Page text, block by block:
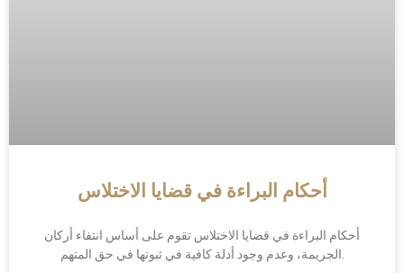
أحكام البراءة في قضايا الاختلاس
أحكام البراءة في قضايا الاختلاس تقوم على أساس انتفاء أركان